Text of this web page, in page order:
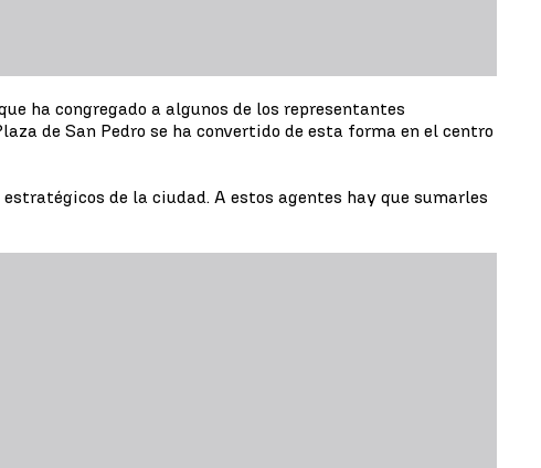
ha congregado a algunos de los representantes
de San Pedro se ha convertido de esta forma en el centro
de la ciudad. A estos agentes hay que sumarles